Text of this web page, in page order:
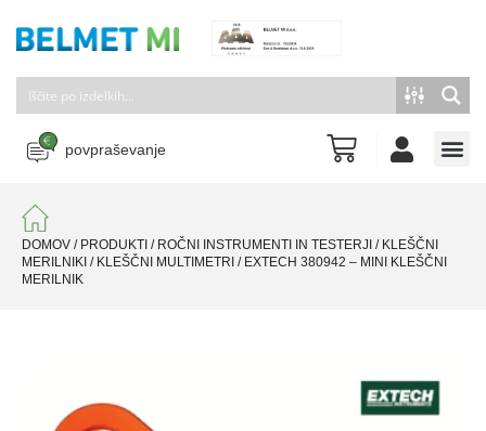
povpraševanje
DOMOV / PRODUKTI / ROČNI INSTRUMENTI IN TESTERJI / KLEŠČNI
MERILNIKI / KLEŠČNI MULTIMETRI / EXTECH 380942 – MINI KLEŠČNI
MERILNIK